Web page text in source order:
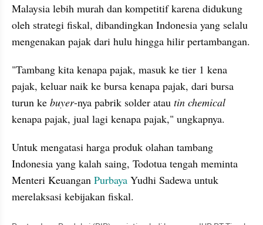
Malaysia lebih murah dan kompetitif karena didukung
oleh strategi fiskal, dibandingkan Indonesia yang selalu
mengenakan pajak dari hulu hingga hilir pertambangan.
"Tambang kita kenapa pajak, masuk ke tier 1 kena
pajak, keluar naik ke bursa kenapa pajak, dari bursa
turun ke buyer-nya pabrik solder atau
kenapa pajak, jual lagi kenapa pajak," ungkapnya.
Untuk mengatasi harga produk olahan tambang
Indonesia yang kalah saing, Todotua tengah meminta
Menteri Keuangan Purbaya Yudhi Sadewa untuk
merelaksasi kebijakan fiskal.